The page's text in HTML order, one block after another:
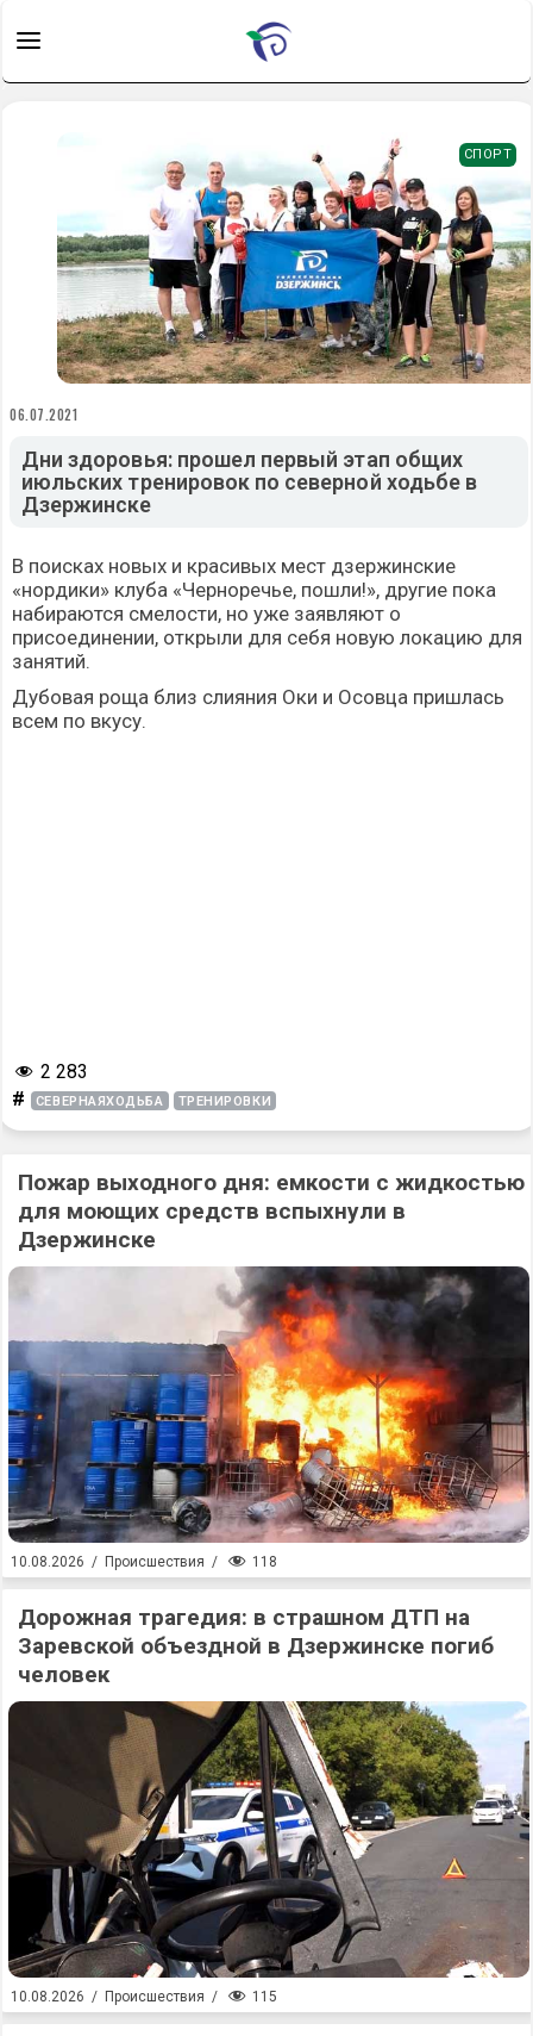
СПОРТ
06.07.2021
Дни здоровья: прошел первый этап общих
июльских тренировок по северной ходьбе в
Дзержинске
В поисках новых и красивых мест дзержинские
«нордики» клуба «Черноречье, пошли!», другие пока
набираются смелости, но уже заявляют о
присоединении, открыли для себя новую локацию для
занятий.
Дубовая роща близ слияния Оки и Осовца пришлась
всем по вкусу.
2 283
# СЕВЕРНАЯХОДЬБА ТРЕНИРОВКИ
Пожар выходного дня: емкости с жидкостью
для моющих средств вспыхнули в
Дзержинске
10.08.2026 / Происшествия / 118
Дорожная трагедия: в страшном ДТП на
Заревской объездной в Дзержинске погиб
человек
10.08.2026 / Происшествия / 115